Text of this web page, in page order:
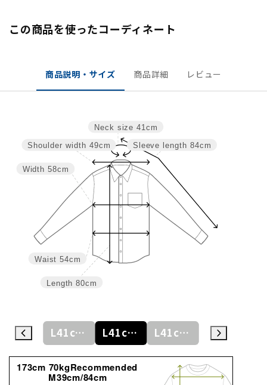
この商品を使ったコーディネート
商品説明・サイズ 商品詳細 レビュー
Sleeve length 84cm
Neck size 41cm
Length 80cm
Waist 54cm
Width 58cm
Shoulder width 49cm
L41cm/80cm L41cm/82cm L41cm/84cm L41cm/86cm
173cm 70kgRecommended
M39cm/84cm